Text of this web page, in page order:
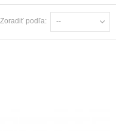
Zoradiť podľa: --